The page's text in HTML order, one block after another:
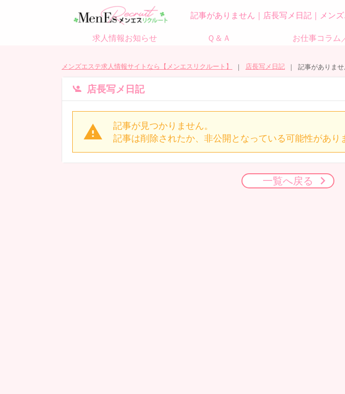
記事がありません｜店長写メ日記｜メン
求人情報お知らせ Ｑ＆Ａ お仕事コラム
メンズエステ求人情報サイトなら【メンエスリクルート】 店長写メ日記 記事がありませ
店長写メ日記
記事が見つかりません。
記事は削除されたか、非公開となっている可能性があり
一覧へ戻る